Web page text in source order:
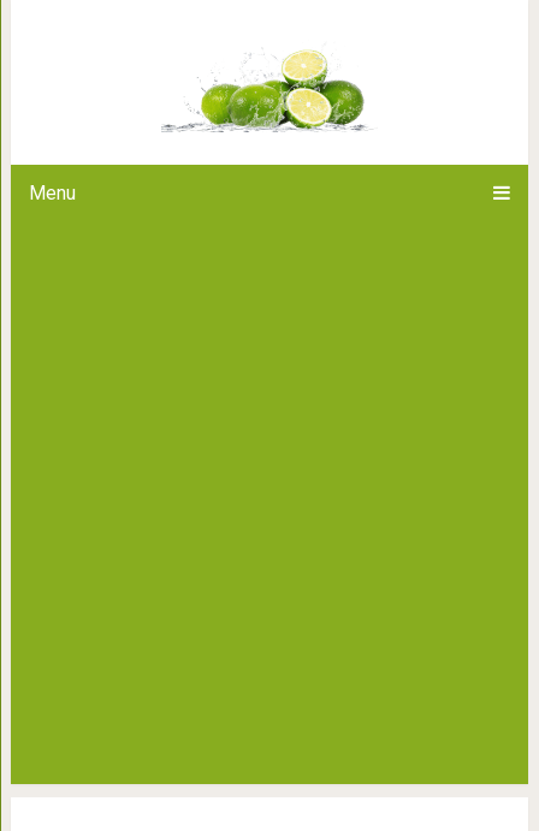
Menu